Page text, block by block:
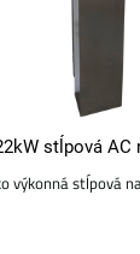
stĺpová
výkonná stĺpová